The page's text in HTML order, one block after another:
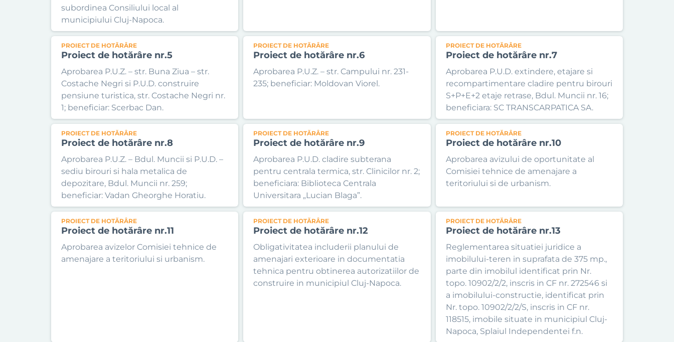
subordinea Consiliului local al
municipiului Cluj-Napoca.
PROIECT DE HOTĂRÂRE
Proiect de hotărâre nr.5
Aprobarea P.U.Z. – str. Buna Ziua – str.
Costache Negri si P.U.D. construire
pensiune turistica, str. Costache Negri nr.
1; beneficiar: Scerbac Dan.
PROIECT DE HOTĂRÂRE
Proiect de hotărâre nr.6
Aprobarea P.U.Z. – str. Campului nr. 231-
235; beneficiar: Moldovan Viorel.
PROIECT DE HOTĂRÂRE
Proiect de hotărâre nr.7
Aprobarea P.U.D. extindere, etajare si
recompartimentare cladire pentru birouri
S+P+E+2 etaje retrase, Bdul. Muncii nr. 16;
beneficiara: SC TRANSCARPATICA SA.
PROIECT DE HOTĂRÂRE
Proiect de hotărâre nr.8
Aprobarea P.U.Z. – Bdul. Muncii si P.U.D. –
sediu birouri si hala metalica de
depozitare, Bdul. Muncii nr. 259;
beneficiar: Vadan Gheorghe Horatiu.
PROIECT DE HOTĂRÂRE
Proiect de hotărâre nr.9
Aprobarea P.U.D. cladire subterana
pentru centrala termica, str. Clinicilor nr. 2;
beneficiara: Biblioteca Centrala
Universitara „Lucian Blaga”.
PROIECT DE HOTĂRÂRE
Proiect de hotărâre nr.10
Aprobarea avizului de oportunitate al
Comisiei tehnice de amenajare a
teritoriului si de urbanism.
PROIECT DE HOTĂRÂRE
Proiect de hotărâre nr.11
Aprobarea avizelor Comisiei tehnice de
amenajare a teritoriului si urbanism.
PROIECT DE HOTĂRÂRE
Proiect de hotărâre nr.12
Obligativitatea includerii planului de
amenajari exterioare in documentatia
tehnica pentru obtinerea autorizatiilor de
construire in municipiul Cluj-Napoca.
PROIECT DE HOTĂRÂRE
Proiect de hotărâre nr.13
Reglementarea situatiei juridice a
imobilului-teren in suprafata de 375 mp.,
parte din imobilul identificat prin Nr.
topo. 10902/2/2, inscris in CF nr. 272546 si
a imobilului-constructie, identificat prin
Nr. topo. 10902/2/2/S, inscris in CF nr.
118515, imobile situate in municipiul Cluj-
Napoca, Splaiul Independentei f.n.